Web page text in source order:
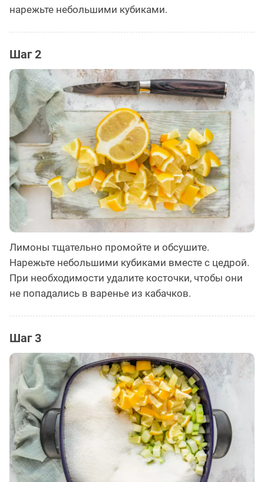
нарежьте небольшими кубиками.
Шаг 2
Лимоны тщательно промойте и обсушите.
Нарежьте небольшими кубиками вместе с цедрой.
При необходимости удалите косточки, чтобы они
не попадались в варенье из кабачков.
Шаг 3